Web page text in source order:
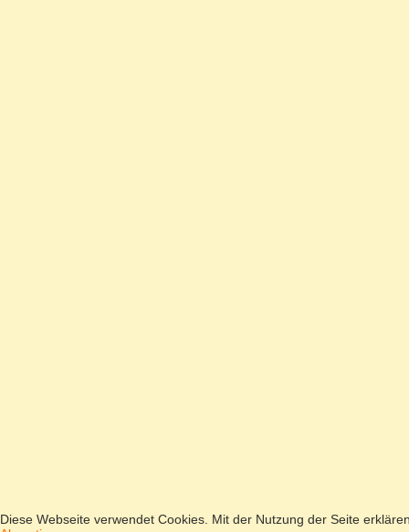
Diese Webseite verwendet Cookies. Mit der Nutzung der Seite